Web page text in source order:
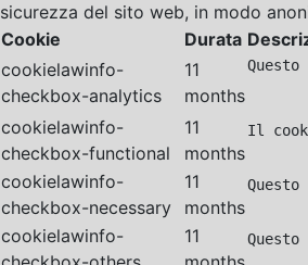
sicurezza del sito web, in modo
Cookie
Durata
cookielawinfo-
checkbox-analytics
11
months
cookielawinfo-
checkbox-functional
11
months
Il
cookielawinfo-
checkbox-necessary
11
months
cookielawinfo-
11